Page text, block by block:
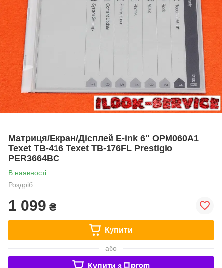
Матриця/Екран/Дісплей E-ink 6" OPM060A1
Texet TB-416 Texet TB-176FL Prestigio
PER3664BC
В наявності
Роздріб
1 099 ₴
Купити
або
Купити з